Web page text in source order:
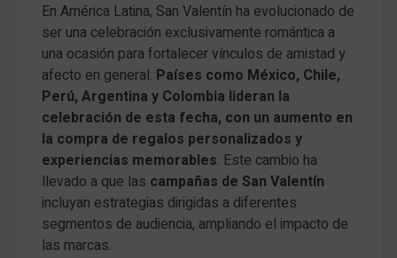
En América Latina, San Valentín ha evolucionado de
ser una celebración exclusivamente romántica a
una ocasión para fortalecer vínculos de amistad y
afecto en general. Países como México, Chile,
Perú, Argentina y Colombia lideran la
celebración de esta fecha, con un aumento en
la compra de regalos personalizados y
experiencias memorables. Este cambio ha
llevado a que las campañas de San Valentín
incluyan estrategias dirigidas a diferentes
segmentos de audiencia, ampliando el impacto de
las marcas.